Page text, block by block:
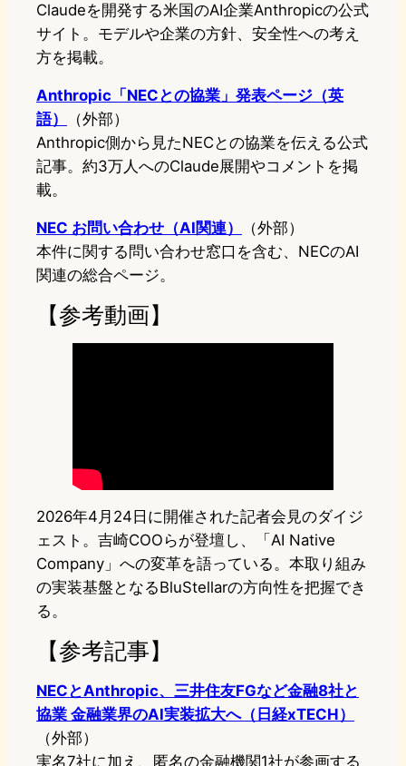
Claudeを開発する米国のAI企業Anthropicの公式
サイト。モデルや企業の方針、安全性への考え
方を掲載。
Anthropic「NECとの協業」発表ページ（英
語）
（外部）
Anthropic側から見たNECとの協業を伝える公式
記事。約3万人へのClaude展開やコメントを掲
載。
NEC お問い合わせ（AI関連）
（外部）
本件に関する問い合わせ窓口を含む、NECのAI
関連の総合ページ。
【参考動画】
2026年4月24日に開催された記者会見のダイジ
ェスト。吉崎COOらが登壇し、「AI Native
Company」への変革を語っている。本取り組み
の実装基盤となるBluStellarの方向性を把握でき
る。
【参考記事】
NECとAnthropic、三井住友FGなど金融8社と
協業 金融業界のAI実装拡大へ（日経xTECH）
（外部）
実名7社に加え、匿名の金融機関1社が参画する